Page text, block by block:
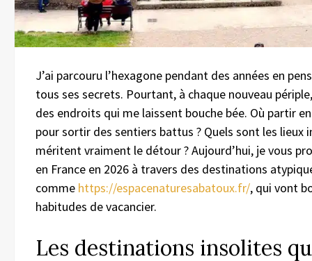
J’ai parcouru l’hexagone pendant des années en
tous ses secrets. Pourtant, à chaque nouveau
des endroits qui me laissent bouche bée. Où partir
pour sortir des sentiers battus ? Quels sont les lieux
méritent vraiment le détour ? Aujourd’hui, je vous
en France en 2026 à travers des destinations
comme https://espacenaturesabatoux.fr/, qui vont
habitudes de vacancier.
Les destinations insolites